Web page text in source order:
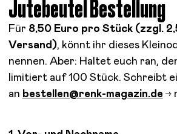
Jutebeutel Bestellung
Für 8,50 Euro pro Stück (zzgl.
Versand), könnt ihr dieses
nennen. Aber: Haltet euch ran,
limitiert auf 100 Stück. Schreibt
an bestellen@renk-magazin.de